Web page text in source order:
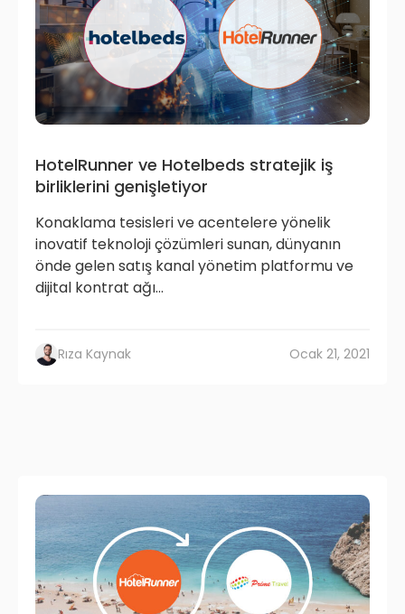
HotelRunner ve Hotelbeds stratejik iş
birliklerini genişletiyor
Konaklama tesisleri ve acentelere yönelik
inovatif teknoloji çözümleri sunan, dünyanın
önde gelen satış kanal yönetim platformu ve
dijital kontrat ağı...
Rıza Kaynak Ocak 21, 2021